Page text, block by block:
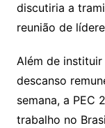
discutiria a
reunião de
Além de
descanso
semana, a PEC
trabalho no